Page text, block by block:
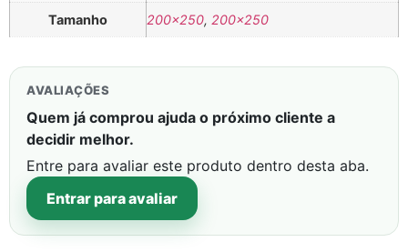
Tamanho 200×250, 200×250
AVALIAÇÕES
Quem já comprou ajuda o próximo cliente a
decidir melhor.
Entre para avaliar este produto dentro desta aba.
Entrar para avaliar